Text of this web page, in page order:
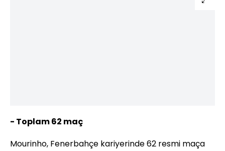
- Toplam 62 maç
Mourinho, Fenerbahçe kariyerinde 62 resmi maça